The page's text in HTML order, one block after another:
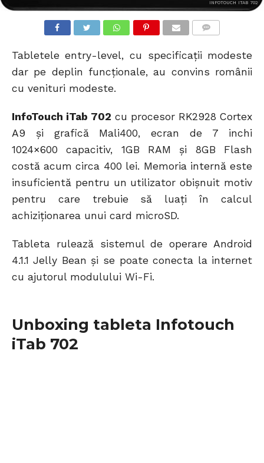
INFOTOUCH ITAB 702
Tabletele entry-level, cu specificații modeste
dar pe deplin funcționale, au convins românii
cu venituri modeste.
InfoTouch iTab 702 cu procesor RK2928 Cortex
A9 și grafică Mali400, ecran de 7 inchi
1024×600 capacitiv, 1GB RAM și 8GB Flash
costă acum circa 400 lei. Memoria internă este
insuficientă pentru un utilizator obișnuit motiv
pentru care trebuie să luați în calcul
achiziționarea unui card microSD.
Tableta rulează sistemul de operare Android
4.1.1 Jelly Bean și se poate conecta la internet
cu ajutorul modulului Wi-Fi.
Unboxing tableta Infotouch
iTab 702